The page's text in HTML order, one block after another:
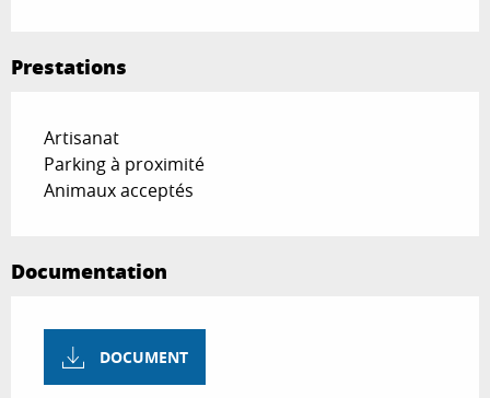
Prestations
Artisanat
Parking à proximité
Animaux acceptés
Documentation
DOCUMENT